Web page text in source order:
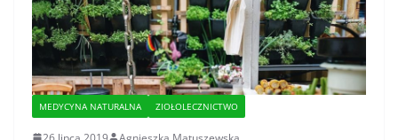
MEDYCYNA NATURALNA ZIOŁOLECZNICTWO